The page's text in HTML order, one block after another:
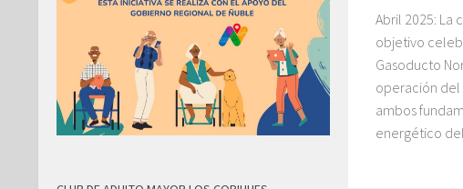
Abril 2025: La
objetivo
Gasoducto
operación del
ambos
energético del